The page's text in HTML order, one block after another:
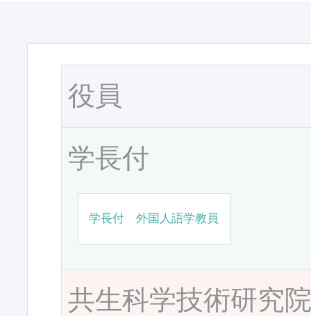
役員
学長付
学長付 外国人語学教員
共生科学技術研究